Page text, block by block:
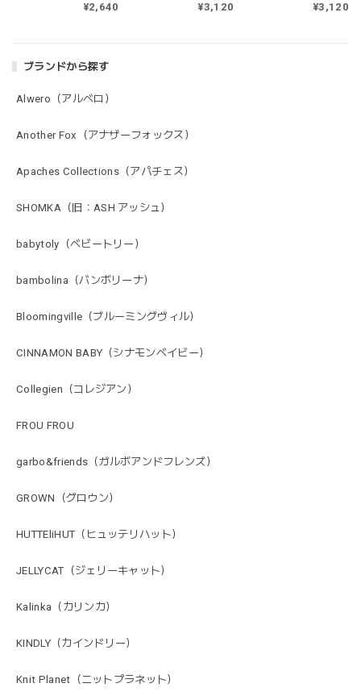
ブランドから探す
Alwero（アルベロ）
Another Fox（アナザーフォックス）
Apaches Collections（アパチェス）
SHOMKA（旧：ASH アッシュ）
babytoly（ベビートリー）
bambolina（バンボリーナ）
Bloomingville（ブルーミングヴィル）
CINNAMON BABY（シナモンベイビー）
Collegien（コレジアン）
FROU FROU
garbo&friends（ガルボアンドフレンズ）
GROWN（グロウン）
HUTTEliHUT（ヒュッテリハット）
JELLYCAT（ジェリーキャット）
Kalinka（カリンカ）
KINDLY（カインドリー）
Knit Planet（ニットプラネット）
¥2,640
¥3,120
¥3,120